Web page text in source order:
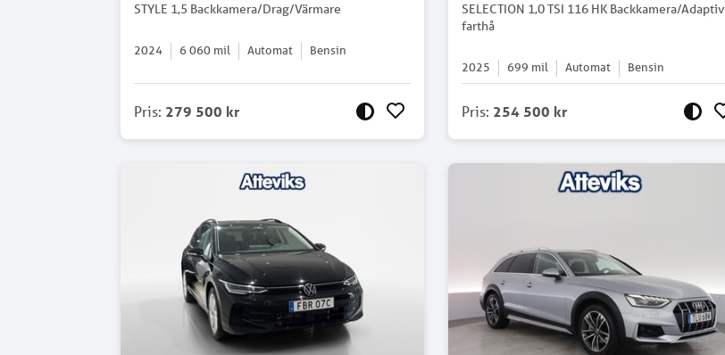
STYLE 1,5 Backkamera/Drag/Värmare
2024 6 060 mil Automat Bensin
Pris: 279 500 kr
SELECTION 1,0 TSI 116 HK Backkamera/Adaptiv
farthå
2025 699 mil Automat Bensin
Pris: 254 500 kr